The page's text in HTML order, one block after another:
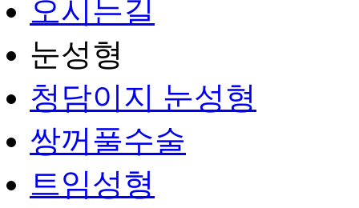
오시는길
눈성형
청담이지 눈성형
쌍꺼풀수술
트임성형